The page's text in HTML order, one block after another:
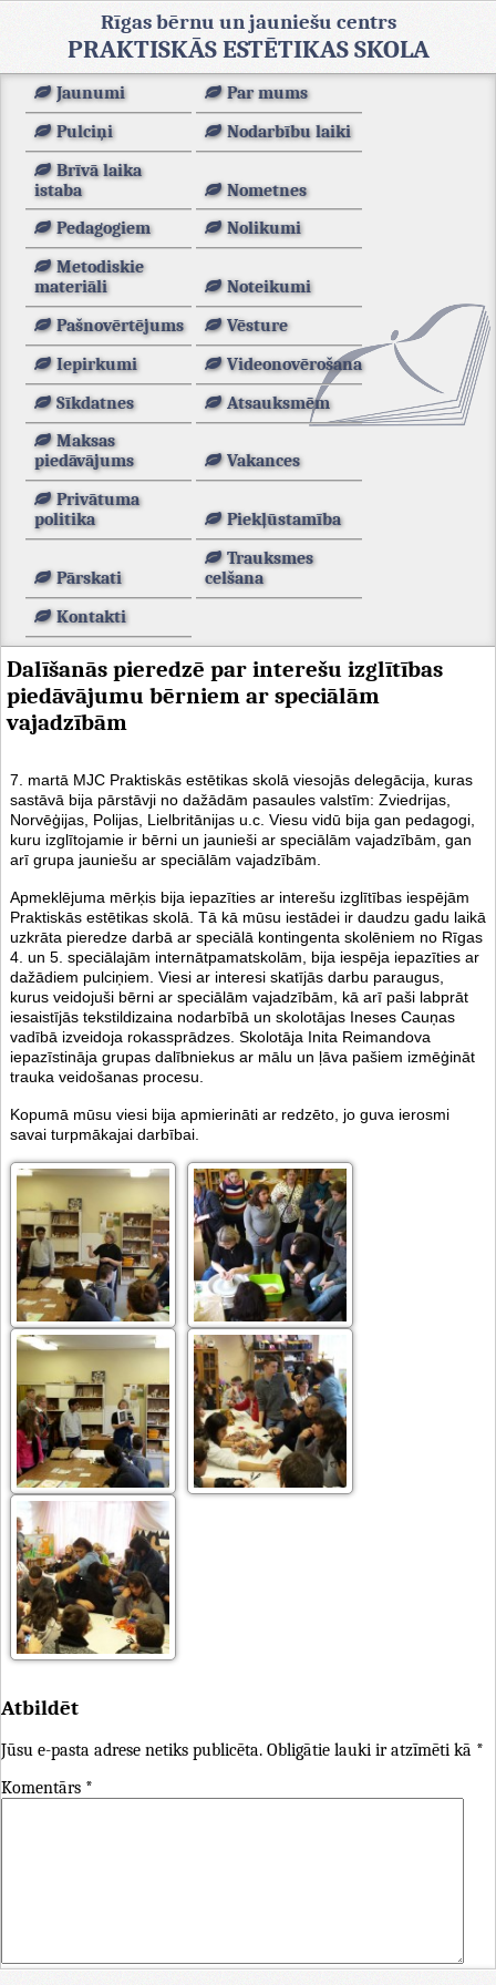
Rīgas bērnu un jauniešu centrs
PRAKTISKĀS ESTĒTIKAS SKOLA
Jaunumi
Par mums
Pulciņi
Nodarbību laiki
Brīvā laika
istaba
Nometnes
Pedagogiem
Nolikumi
Metodiskie
materiāli
Noteikumi
Pašnovērtējums
Vēsture
Iepirkumi
Videonovērošana
Sīkdatnes
Atsauksmēm
Maksas
piedāvājums
Vakances
Privātuma
politika
Piekļūstamība
Pārskati
Trauksmes
celšana
Kontakti
Dalīšanās pieredzē par interešu izglītības
piedāvājumu bērniem ar speciālām
vajadzībām
7. martā MJC Praktiskās estētikas skolā viesojās delegācija, kuras
sastāvā bija pārstāvji no dažādām pasaules valstīm: Zviedrijas,
Norvēģijas, Polijas, Lielbritānijas u.c. Viesu vidū bija gan pedagogi,
kuru izglītojamie ir bērni un jaunieši ar speciālām vajadzībām, gan
arī grupa jauniešu ar speciālām vajadzībām.
Apmeklējuma mērķis bija iepazīties ar interešu izglītības iespējām
Praktiskās estētikas skolā. Tā kā mūsu iestādei ir daudzu gadu laikā
uzkrāta pieredze darbā ar speciālā kontingenta skolēniem no Rīgas
4. un 5. speciālajām internātpamatskolām, bija iespēja iepazīties ar
dažādiem pulciņiem. Viesi ar interesi skatījās darbu paraugus,
kurus veidojuši bērni ar speciālām vajadzībām, kā arī paši labprāt
iesaistījās tekstildizaina nodarbībā un skolotājas Ineses Cauņas
vadībā izveidoja rokassprādzes. Skolotāja Inita Reimandova
iepazīstināja grupas dalībniekus ar mālu un ļāva pašiem izmēģināt
trauka veidošanas procesu.
Kopumā mūsu viesi bija apmierināti ar redzēto, jo guva ierosmi
savai turpmākajai darbībai.
Atbildēt
Jūsu e-pasta adrese netiks publicēta. Obligātie lauki ir atzīmēti kā *
Komentārs *